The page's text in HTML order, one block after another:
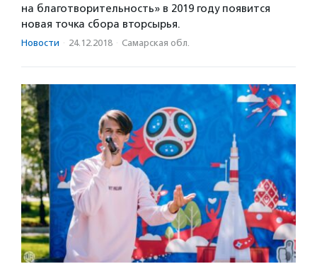
на благотворительность» в 2019 году появится
новая точка сбора вторсырья.
Новости · 24.12.2018 · Самарская обл.